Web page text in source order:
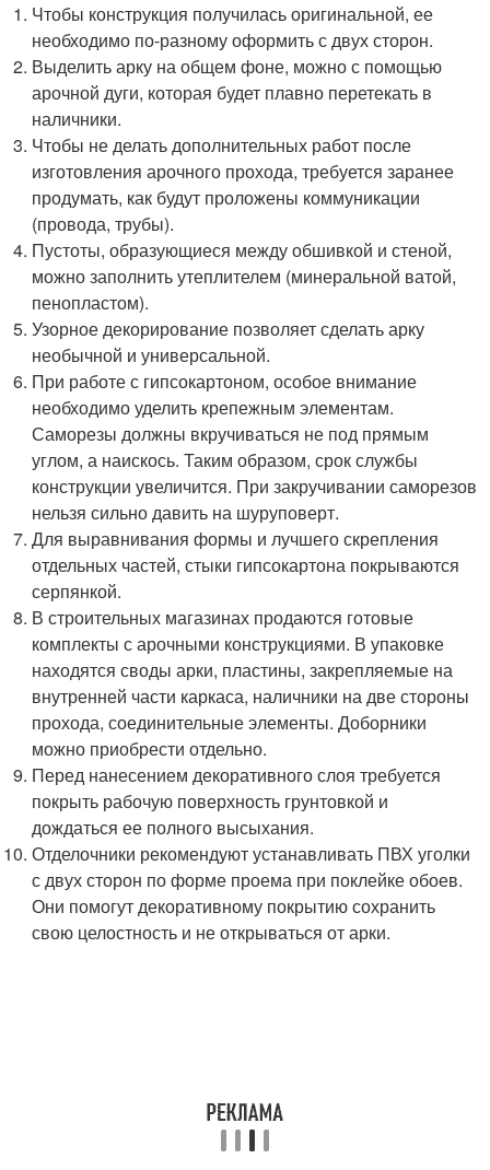
Чтобы конструкция получилась оригинальной, ее
необходимо по-разному оформить с двух сторон.
Выделить арку на общем фоне, можно с помощью
арочной дуги, которая будет плавно перетекать в
наличники.
Чтобы не делать дополнительных работ после
изготовления арочного прохода, требуется заранее
продумать, как будут проложены коммуникации
(провода, трубы).
Пустоты, образующиеся между обшивкой и стеной,
можно заполнить утеплителем (минеральной ватой,
пенопластом).
Узорное декорирование позволяет сделать арку
необычной и универсальной.
При работе с гипсокартоном, особое внимание
необходимо уделить крепежным элементам.
Саморезы должны вкручиваться не под прямым
углом, а наискось. Таким образом, срок службы
конструкции увеличится. При закручивании саморезов
нельзя сильно давить на шуруповерт.
Для выравнивания формы и лучшего скрепления
отдельных частей, стыки гипсокартона покрываются
серпянкой.
В строительных магазинах продаются готовые
комплекты с арочными конструкциями. В упаковке
находятся своды арки, пластины, закрепляемые на
внутренней части каркаса, наличники на две стороны
прохода, соединительные элементы. Доборники
можно приобрести отдельно.
Перед нанесением декоративного слоя требуется
покрыть рабочую поверхность грунтовкой и
дождаться ее полного высыхания.
Отделочники рекомендуют устанавливать ПВХ уголки
с двух сторон по форме проема при поклейке обоев.
Они помогут декоративному покрытию сохранить
свою целостность и не открываться от арки.